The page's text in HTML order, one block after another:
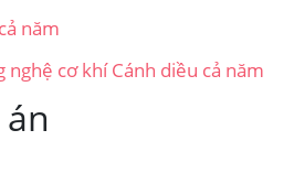
năm
cơ khí Cánh diều cả năm